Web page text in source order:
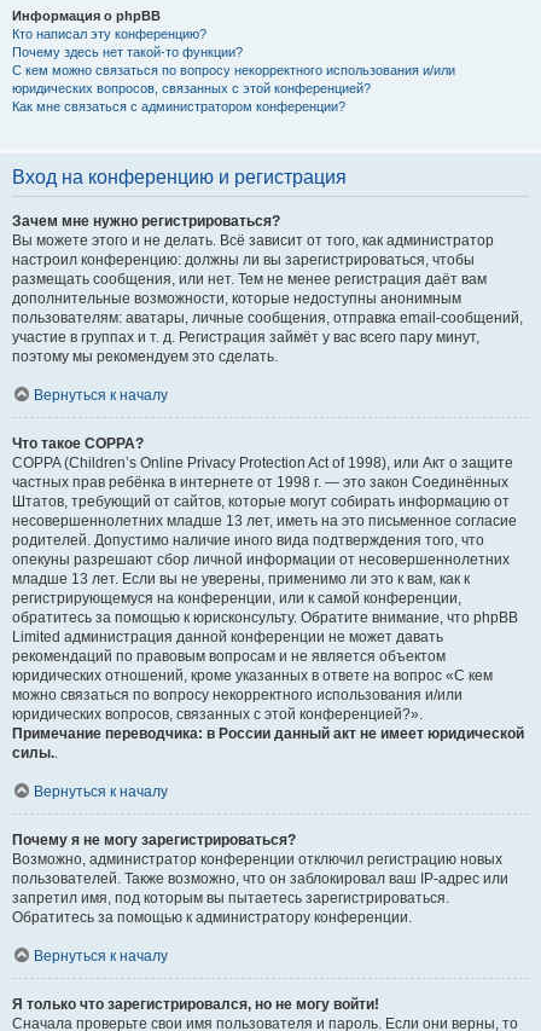
Информация о phpBB
Кто написал эту конференцию?
Почему здесь нет такой-то функции?
С кем можно связаться по вопросу некорректного использования и/или
юридических вопросов, связанных с этой конференцией?
Как мне связаться с администратором конференции?
Вход на конференцию и регистрация
Зачем мне нужно регистрироваться?
Вы можете этого и не делать. Всё зависит от того, как администратор
настроил конференцию: должны ли вы зарегистрироваться, чтобы
размещать сообщения, или нет. Тем не менее регистрация даёт вам
дополнительные возможности, которые недоступны анонимным
пользователям: аватары, личные сообщения, отправка email-сообщений,
участие в группах и т. д. Регистрация займёт у вас всего пару минут,
поэтому мы рекомендуем это сделать.
Вернуться к началу
Что такое COPPA?
COPPA (Children’s Online Privacy Protection Act of 1998), или Акт о защите
частных прав ребёнка в интернете от 1998 г. — это закон Соединённых
Штатов, требующий от сайтов, которые могут собирать информацию от
несовершеннолетних младше 13 лет, иметь на это письменное согласие
родителей. Допустимо наличие иного вида подтверждения того, что
опекуны разрешают сбор личной информации от несовершеннолетних
младше 13 лет. Если вы не уверены, применимо ли это к вам, как к
регистрирующемуся на конференции, или к самой конференции,
обратитесь за помощью к юрисконсульту. Обратите внимание, что phpBB
Limited администрация данной конференции не может давать
рекомендаций по правовым вопросам и не является объектом
юридических отношений, кроме указанных в ответе на вопрос «С кем
можно связаться по вопросу некорректного использования и/или
юридических вопросов, связанных с этой конференцией?».
Примечание переводчика: в России данный акт не имеет юридической
силы..
Вернуться к началу
Почему я не могу зарегистрироваться?
Возможно, администратор конференции отключил регистрацию новых
пользователей. Также возможно, что он заблокировал ваш IP-адрес или
запретил имя, под которым вы пытаетесь зарегистрироваться.
Обратитесь за помощью к администратору конференции.
Вернуться к началу
Я только что зарегистрировался, но не могу войти!
Сначала проверьте свои имя пользователя и пароль. Если они верны, то